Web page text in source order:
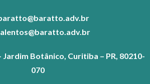
Jardim Botânico, Curitiba – PR, 80210-
070